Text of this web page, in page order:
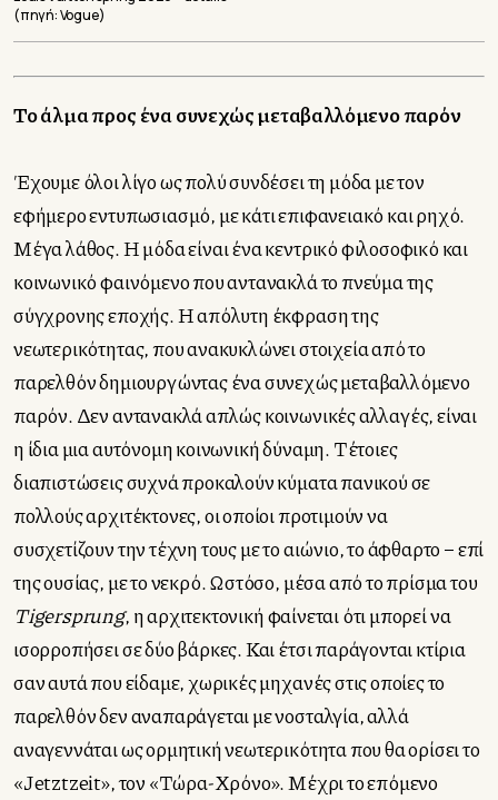
(πηγή: Vogue)
Το άλμα προς ένα συνεχώς μεταβαλλόμενο παρόν
Έχουμε όλοι λίγο ως πολύ συνδέσει τη μόδα με τον
εφήμερο εντυπωσιασμό, με κάτι επιφανειακό και ρηχό.
Μέγα λάθος. Η μόδα είναι ένα κεντρικό φιλοσοφικό και
κοινωνικό φαινόμενο που αντανακλά το πνεύμα της
σύγχρονης εποχής. Η απόλυτη έκφραση της
νεωτερικότητας, που ανακυκλώνει στοιχεία από το
παρελθόν δημιουργώντας ένα συνεχώς μεταβαλλόμενο
παρόν. Δεν αντανακλά απλώς κοινωνικές αλλαγές, είναι
η ίδια μια αυτόνομη κοινωνική δύναμη. Τέτοιες
διαπιστώσεις συχνά προκαλούν κύματα πανικού σε
πολλούς αρχιτέκτονες, οι οποίοι προτιμούν να
συσχετίζουν την τέχνη τους με το αιώνιο, το άφθαρτο – επί
της ουσίας, με το νεκρό. Ωστόσο, μέσα από το πρίσμα του
Tigersprung, η αρχιτεκτονική φαίνεται ότι μπορεί να
ισορροπήσει σε δύο βάρκες. Και έτσι παράγονται κτίρια
σαν αυτά που είδαμε, χωρικές μηχανές στις οποίες το
παρελθόν δεν αναπαράγεται με νοσταλγία, αλλά
αναγεννάται ως ορμητική νεωτερικότητα που θα ορίσει το
«Jetztzeit», τον «Τώρα-Χρόνο». Μέχρι το επόμενο